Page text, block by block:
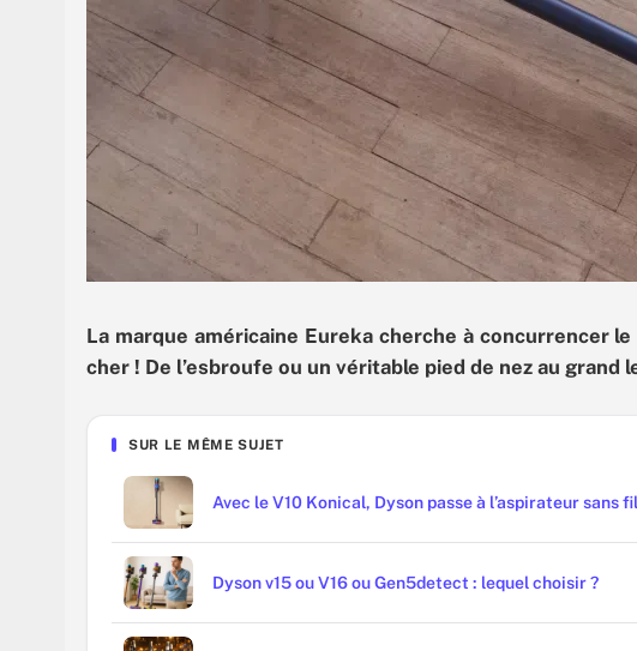
La marque américaine Eureka cherche à concurrencer
cher ! De l’esbroufe ou un véritable pied de nez au grand
SUR LE MÊME SUJET
Avec le V10 Konical, Dyson passe à l’aspirateur sans
Dyson v15 ou V16 ou Gen5detect : lequel choisir ?